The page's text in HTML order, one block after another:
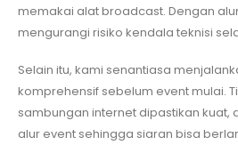
memakai alat broadcast. Dengan
mengurangi risiko kendala teknisi
Selain itu, kami senantiasa
komprehensif sebelum event mulai.
sambungan internet dipastikan kuat,
alur event sehingga siaran bisa